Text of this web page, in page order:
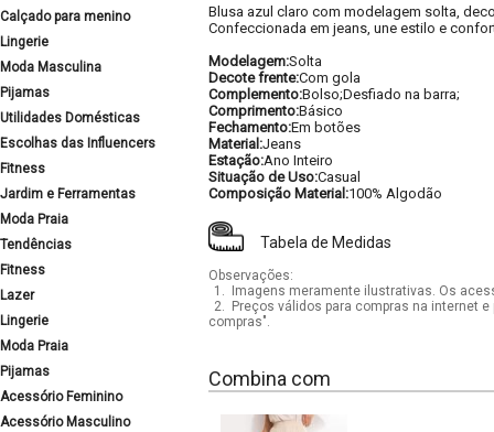
Calçado para menino
Lingerie
Moda Masculina
Pijamas
Utilidades Domésticas
Escolhas das Influencers
Fitness
Jardim e Ferramentas
Moda Praia
Tendências
Fitness
Lazer
Lingerie
Moda Praia
Pijamas
Acessório Feminino
Acessório Masculino
Blusa azul claro com modelagem solta,
Confeccionada em jeans, une estilo e
Modelagem:Solta
Decote frente:Com gola
Complemento:Bolso;Desfiado na barra;
Comprimento:Básico
Fechamento:Em botões
Material:Jeans
Estação:Ano Inteiro
Situação de Uso:Casual
Composição Material:100% Algodão
Tabela de Medidas
Observações:
1.
Imagens meramente ilustrativas. Os
2.
Preços válidos para compras na internet
compras".
Combina com